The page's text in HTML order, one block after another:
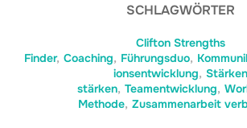
SCHLAGWÖRTER
Clifton Strengths
Finder, Coaching, Führungsduo,
ionsentwicklung, Stärken
stärken, Teamentwicklung,
Methode, Zusammenarbeit